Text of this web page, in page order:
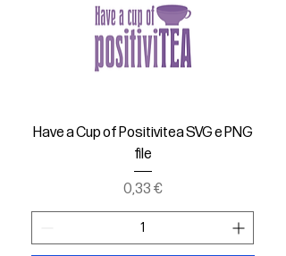
Have a Cup of Positivitea SVG e PNG
file
Prezzo
0,33 €